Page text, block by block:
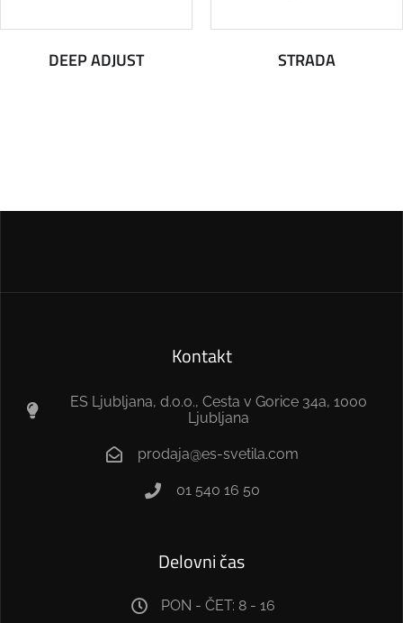
DEEP ADJUST STRADA
Kontakt
ES Ljubljana, d.o.o., Cesta v Gorice 34a, 1000
Ljubljana
prodaja@es-svetila.com
01 540 16 50
Delovni čas
PON - ČET: 8 - 16